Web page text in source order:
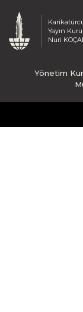
Yayın
Nuri
Yönetim